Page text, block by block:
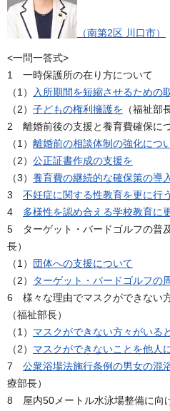
（南第2区 川口市）
<一問一答式>
1 一時保護所の在り方について
（1）
入所期間を短縮させるための
（2） 子どもの権利擁護を （福祉部
2 離婚前後の支援と養育費確保に
（1） 離婚前の相談体制の強化につ
（2） 公正証書作成の支援を
（3） 養育費の継続的な確保策の導
3 不妊症に関する性教育を更に行
4 多様性を認め合える学校教育に
5 ターゲット・バードゴルフの普
長）
（1） 団体への支援について
（2）
ターゲット・バードゴルフの
6 様々な理由でマスクができない
（福祉部長）
（1） マスクができない方々がいる
（2） マスクができないことを他人
7 公衆浴場法施行条例の男女の混
療部長）
8 屋内50メートル水泳場整備に向